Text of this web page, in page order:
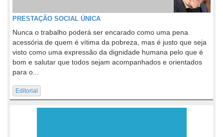
PRESTAÇÃO SOCIAL ÚNICA
Nunca o trabalho poderá ser encarado como uma pena
acessória de quem é vítima da pobreza, mas é justo que seja
visto como uma expressão da dignidade humana pelo que é
bom e salutar que todos sejam acompanhados e orientados
para o...
Editorial